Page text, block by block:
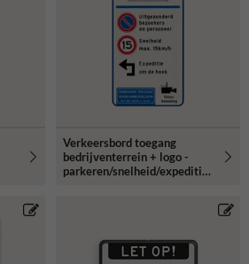
Verkeersbord toegang
bedrijventerrein + logo -
parkeren/snelheid/expeditie